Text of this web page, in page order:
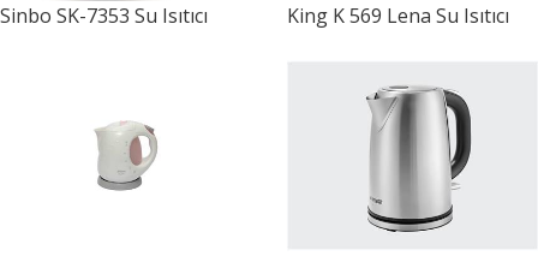
Sinbo SK-7353 Su Isıtıcı King K 569 Lena Su Isıtıcı